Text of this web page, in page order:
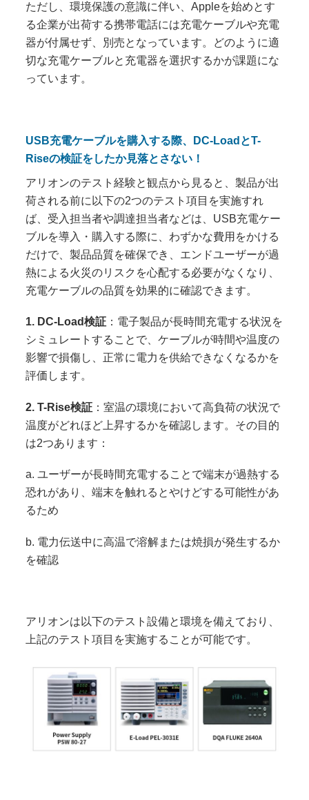
ただし、環境保護の意識に伴い、Appleを始めとす
る企業が出荷する携帯電話には充電ケーブルや充電
器が付属せず、別売となっています。どのように適
切な充電ケーブルと充電器を選択するかが課題にな
っています。
USB充電ケーブルを購入する際、DC-LoadとT-
Riseの検証をしたか見落とさない！
アリオンのテスト経験と観点から見ると、製品が出
荷される前に以下の2つのテスト項目を実施すれ
ば、受入担当者や調達担当者などは、USB充電ケー
ブルを導入・購入する際に、わずかな費用をかける
だけで、製品品質を確保でき、エンドユーザーが過
熱による火災のリスクを心配する必要がなくなり、
充電ケーブルの品質を効果的に確認できます。
1. DC-Load検証 ：電子製品が長時間充電する状況を
シミュレートすることで、ケーブルが時間や温度の
影響で損傷し、正常に電力を供給できなくなるかを
評価します。
2. T-Rise検証 ：室温の環境において高負荷の状況で
温度がどれほど上昇するかを確認します。その目的
は2つあります：
a. ユーザーが長時間充電することで端末が過熱する
恐れがあり、端末を触れるとやけどする可能性があ
るため
b. 電力伝送中に高温で溶解または焼損が発生するか
を確認
アリオンは以下のテスト設備と環境を備えており、
上記のテスト項目を実施することが可能です。